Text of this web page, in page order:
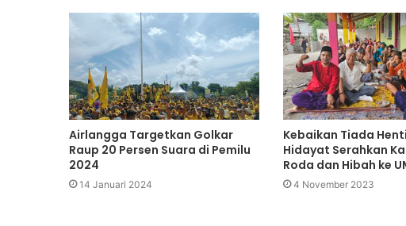
Airlangga Targetkan Golkar
Raup 20 Persen Suara di Pemilu
2024
14 Januari 2024
Kebaikan Tiada
Hidayat Serahkan
Roda dan Hibah ke
4 November 2023